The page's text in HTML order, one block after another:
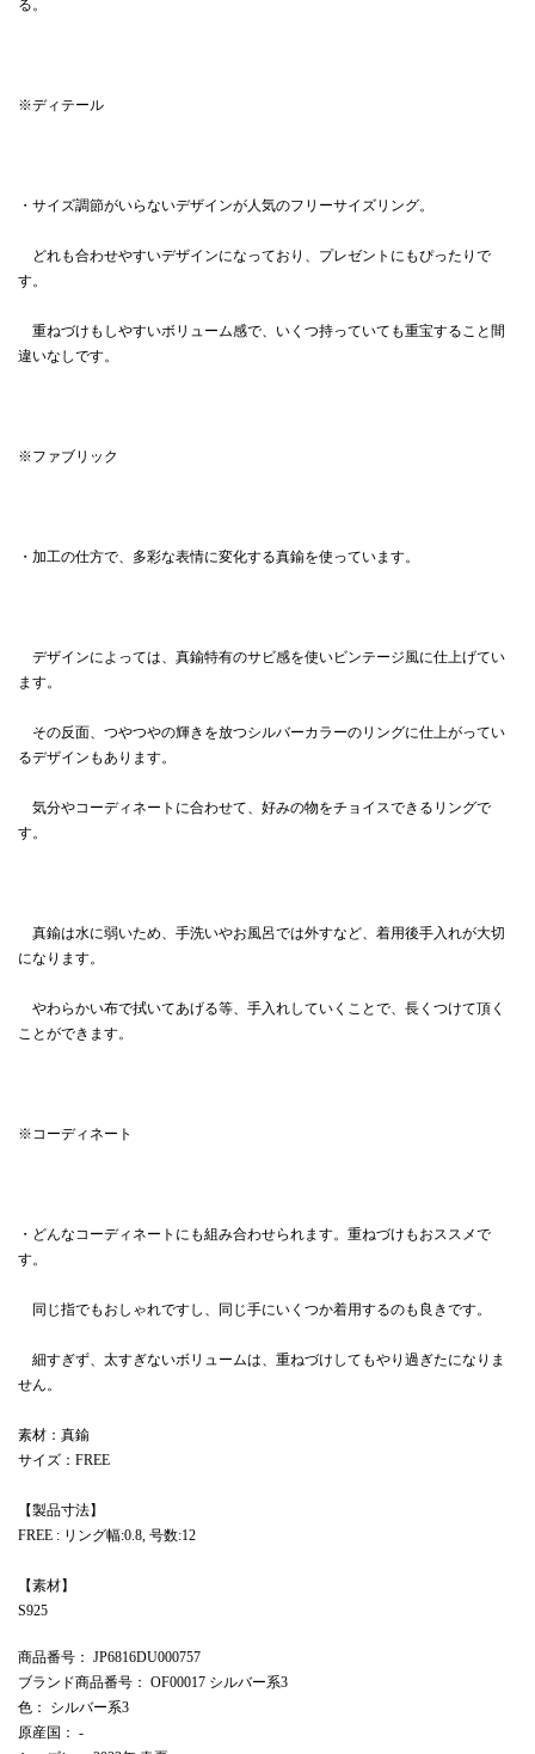
る。
※ディテール
・サイズ調節がいらないデザインが人気のフリーサイズリング。
どれも合わせやすいデザインになっており、プレゼントにもぴったりで
す。
重ねづけもしやすいボリューム感で、いくつ持っていても重宝すること間
違いなしです。
※ファブリック
・加工の仕方で、多彩な表情に変化する真鍮を使っています。
デザインによっては、真鍮特有のサビ感を使いビンテージ風に仕上げてい
ます。
その反面、つやつやの輝きを放つシルバーカラーのリングに仕上がってい
るデザインもあります。
気分やコーディネートに合わせて、好みの物をチョイスできるリングで
す。
真鍮は水に弱いため、手洗いやお風呂では外すなど、着用後手入れが大切
になります。
やわらかい布で拭いてあげる等、手入れしていくことで、長くつけて頂く
ことができます。
※コーディネート
・どんなコーディネートにも組み合わせられます。重ねづけもおススメで
す。
同じ指でもおしゃれですし、同じ手にいくつか着用するのも良きです。
細すぎず、太すぎないボリュームは、重ねづけしてもやり過ぎたになりま
せん。
素材：真鍮
サイズ：FREE
【製品寸法】
FREE : リング幅:0.8, 号数:12
【素材】
S925
商品番号 ： JP6816DU000757
ブランド商品番号 ： OF00017 シルバー系3
色 ： シルバー系3
原産国 ： -